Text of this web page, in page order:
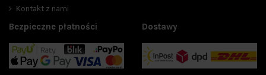
Kontakt z nami
Bezpieczne płatności Dostawy